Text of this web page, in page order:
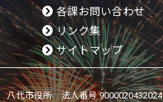
各課お問い合わせ
リンク集
サイトマップ
八代市役所 法人番号 9000020432024